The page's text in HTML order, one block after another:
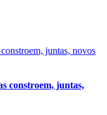
juntas, novos
constroem, juntas,